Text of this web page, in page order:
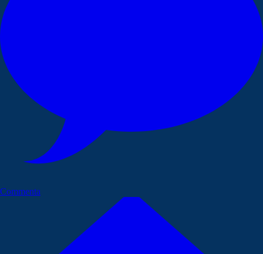
Commenta